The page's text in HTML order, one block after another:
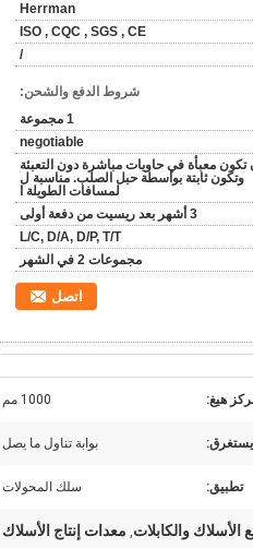
Herrman
ISO , CQC , SGS , CE
/
شروط الدفع والشحن:
1 مجموعة
negotiable
تكون معبأة في حاويات مباشرة دون التعبئة
وتكون ثابتة بواسطة حبل الصلب. مناسبة ل
لمسافات الطويلة ا
3 أشهر بعد ريسيت من دفعة أولى
L/C, D/A, D/P, T/T
مجموعات 2 في الشهر
اتصل
هيغ: 1000 مم
يستغرق: بوابة تناول ما يصل
تطبيق: سلك المحولات
الأسلاك والكابلات, معدات إنتاج الأسلاك